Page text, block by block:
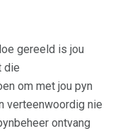
gereeld is jou
die
om met jou pyn
verteenwoordig nie
ontvang